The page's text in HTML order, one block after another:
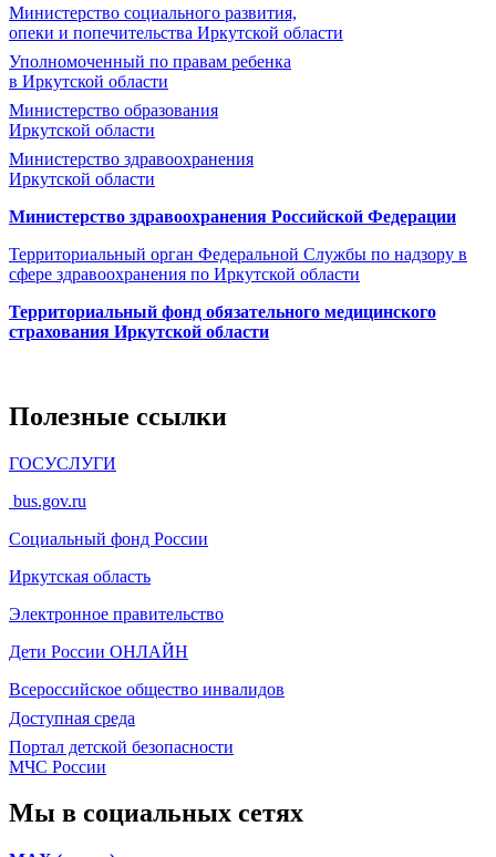
Министерство социального развития,
опеки и попечительства Иркутской области
Уполномоченный по правам ребенка
в Иркутской области
Министерство образования
Иркутской области
Министерство здравоохранения
Иркутской области
Министерство здравоохранения Росcийской Федерации
Территориальный орган Федеральной Службы по надзору в
сфере здравоохранения по Иркутской области
Территориальный фонд обязательного медицинского
страхования Иркутской области
Полезные ссылки
ГОСУСЛУГИ
bus.gov.ru
Социальный фонд России
Иркутская область
Электронное правительство
Дети России ОНЛАЙН
Всероссийское общество инвалидов
Доступная среда
Портал детской безопасности
МЧС России
Мы в социальных сетях